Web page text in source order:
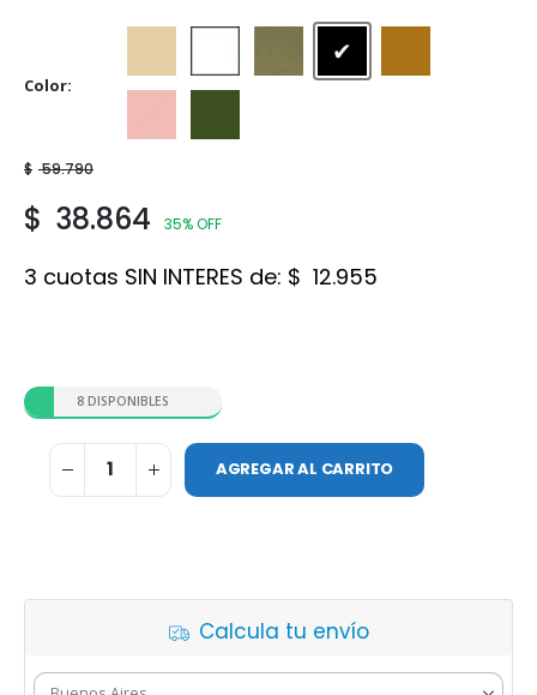
Color
Gris cemento
Negro
$ 59.790
$ 38.864 35% OFF
3 cuotas SIN INTERES de: $ 12.955
8 DISPONIBLES
AGREGAR AL CARRITO
Calcula tu envío